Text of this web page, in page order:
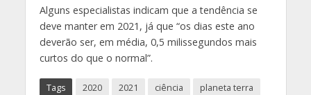
Alguns especialistas indicam que a tendência se
deve manter em 2021, já que “os dias este ano
deverão ser, em média, 0,5 milissegundos mais
curtos do que o normal”.
Tags 2020 2021 ciência planeta terra